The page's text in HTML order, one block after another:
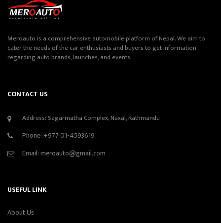
Meroauto is a comprehensive automobile platform of Nepal. We aim to
cater the needs of the car enthusiasts and buyers to get information
regarding auto brands, launches, and events.
CONTACT US
Address: Sagarmatha Complex, Naxal, Kathmandu
Phone: +977 01-4593619
Email:meroauto@gmail.com
USEFUL LINK
About Us